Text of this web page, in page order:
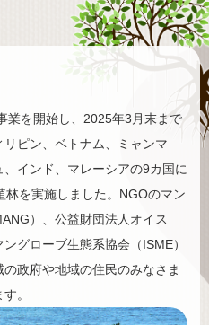
業を開始し、2025年3月末まで
ピン、ベトナム、ミャンマ
インド、マレーシアの9カ国に
を実施しました。NGOのマン
）、公益財団法人オイス
グローブ生態系協会（ISME）
政府や地域の住民のみなさま
。